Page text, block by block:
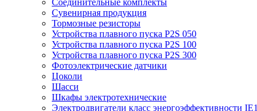
Соединительные комплекты
Сувенирная продукция
Тормозные резисторы
Устройства плавного пуска P2S 050
Устройства плавного пуска P2S 100
Устройства плавного пуска P2S 300
Фотоэлектрические датчики
Цоколи
Шасси
Шкафы электротехнические
Электродвигатели класс энергоэффективности IE1